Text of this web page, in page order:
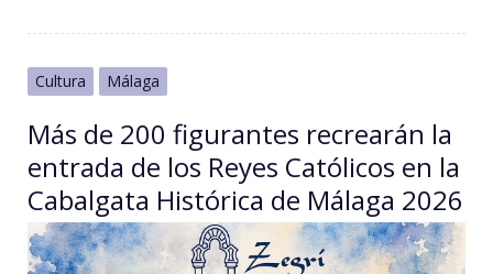
Cultura Málaga
Más de 200 figurantes recrearán la
entrada de los Reyes Católicos en la
Cabalgata Histórica de Málaga 2026